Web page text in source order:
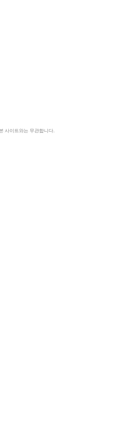
사이트와는 무관합니다.